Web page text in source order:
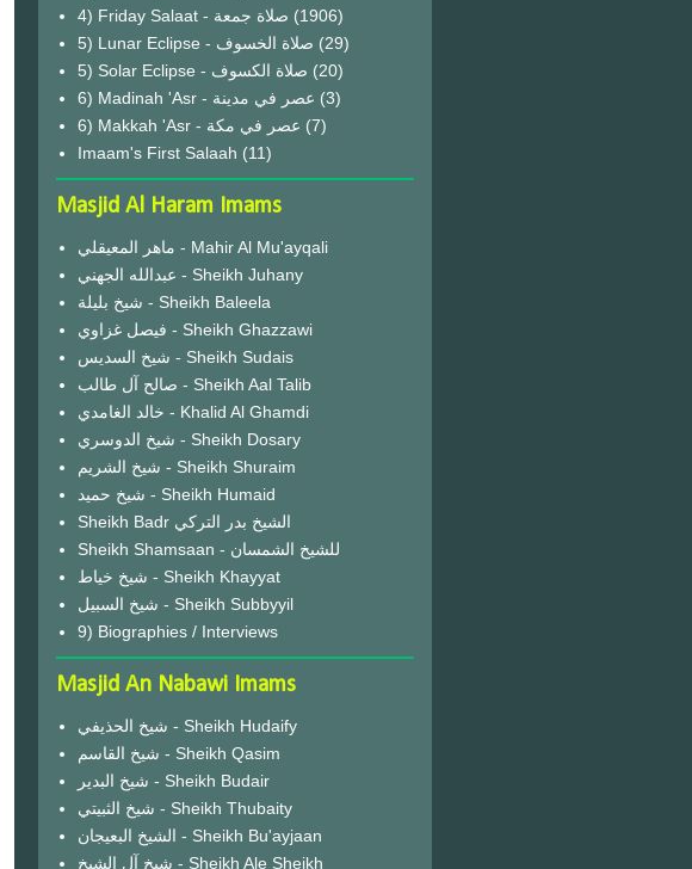
4) Friday Salaat - صلاة جمعة (1906)
5) Lunar Eclipse - صلاة الخسوف (29)
(20)
6) Madinah 'Asr - عصر في مدينة (3)
6) Makkah 'Asr - عصر في مكة (7)
Imaam's First Salaah (11)
Masjid Al Haram Imams
ماهر المعيقلي - Mahir Al Mu'ayqali
عبدالله الجهني - Sheikh Juhany
شيخ بليلة - Sheikh Baleela
فيصل غزاوي - Sheikh Ghazzawi
شيخ السديس - Sheikh Sudais
صالح آل طالب - Sheikh Aal Talib
خالد الغامدي - Khalid Al Ghamdi
شيخ الدوسري - Sheikh Dosary
شيخ الشريم - Sheikh Shuraim
شيخ حميد - Sheikh Humaid
Sheikh Badr الشيخ بدر التركي
Sheikh Shamsaan - للشيخ الشمسان
شيخ خياط - Sheikh Khayyat
شيخ السبيل - Sheikh Subbyyil
9) Biographies / Interviews
Masjid An Nabawi Imams
شيخ الحذيفي - Sheikh Hudaify
شيخ القاسم - Sheikh Qasim
شيخ البدير - Sheikh Budair
شيخ الثبيتي - Sheikh Thubaity
الشيخ البعيجان - Sheikh Bu'ayjaan
شيخ آل الشيخ - Sheikh Ale Sheikh